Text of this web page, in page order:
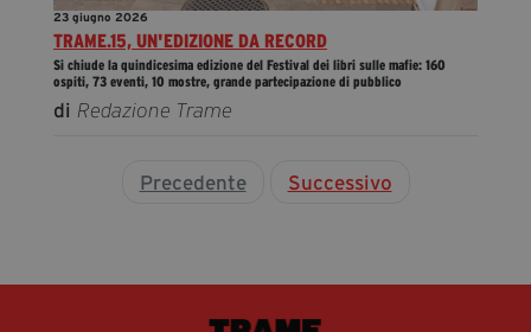
23 giugno 2026
TRAME.15, UN'EDIZIONE DA RECORD
Si chiude la quindicesima edizione del Festival dei libri sulle mafie: 160
ospiti, 73 eventi, 10 mostre, grande partecipazione di pubblico
di Redazione Trame
Precedente Successivo